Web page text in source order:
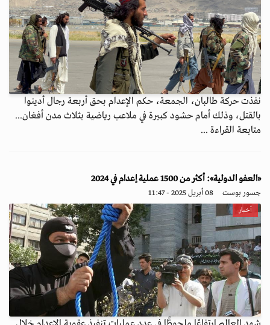
نفذت حركة طالبان، الجمعة، حكم الإعدام بحق أربعة رجال أدينوا
بالقتل، وذلك أمام حشود كبيرة في ملاعب رياضية بثلاث مدن أفغان...
متابعة القراءة ...
«العفو الدولية»: أكثر من 1500 عملية إعدام في 2024
جسور بوست 08 أبريل 2025 - 11:47
أخبار